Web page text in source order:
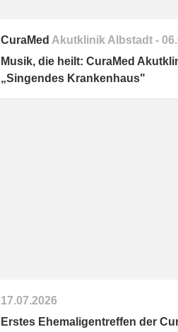
CuraMed Akutklinik Albstadt
Musik, die heilt: CuraMed
„Singendes Krankenhaus"
17.07.2026
Erstes Ehemaligentreffen der